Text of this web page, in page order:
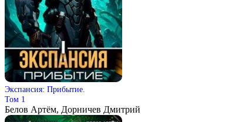
Экспансия: Прибытие.
Том 1
Белов Артём, Дорничев Дмитрий